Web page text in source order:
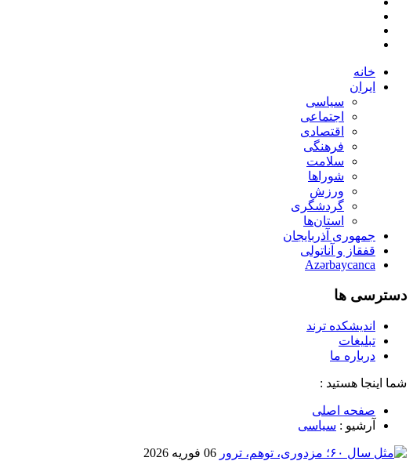
خانه
ایران
سیاسی
اجتماعی
اقتصادی
فرهنگی
سلامت
شوراها
ورزش
گردشگری
استان‌ها
جمهوری آذربایجان
قفقاز و آناتولی
Azərbaycanca
دسترسی ها
اندیشکده ترند
تبلیغات
درباره ما
شما اینجا هستید :
صفحه اصلی
آرشیو : سیاسی
06 فوریه 2026